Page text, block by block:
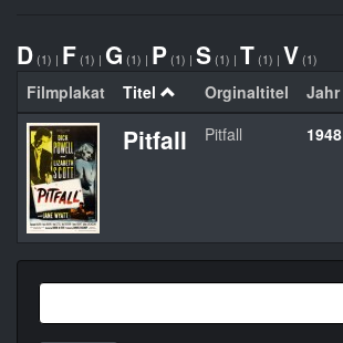
D (1) | F (1) | G (1) | P (1) | S (1) | T (1) | V (1)
Filmplakat Titel Orginaltitel Jahr
Pitfall Pitfall 1948